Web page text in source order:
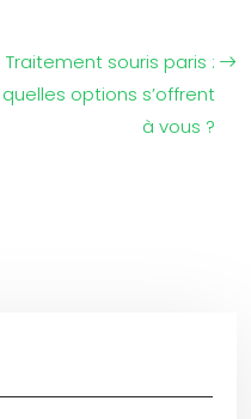
Traitement souris paris :
quelles options s’offrent
à vous ?